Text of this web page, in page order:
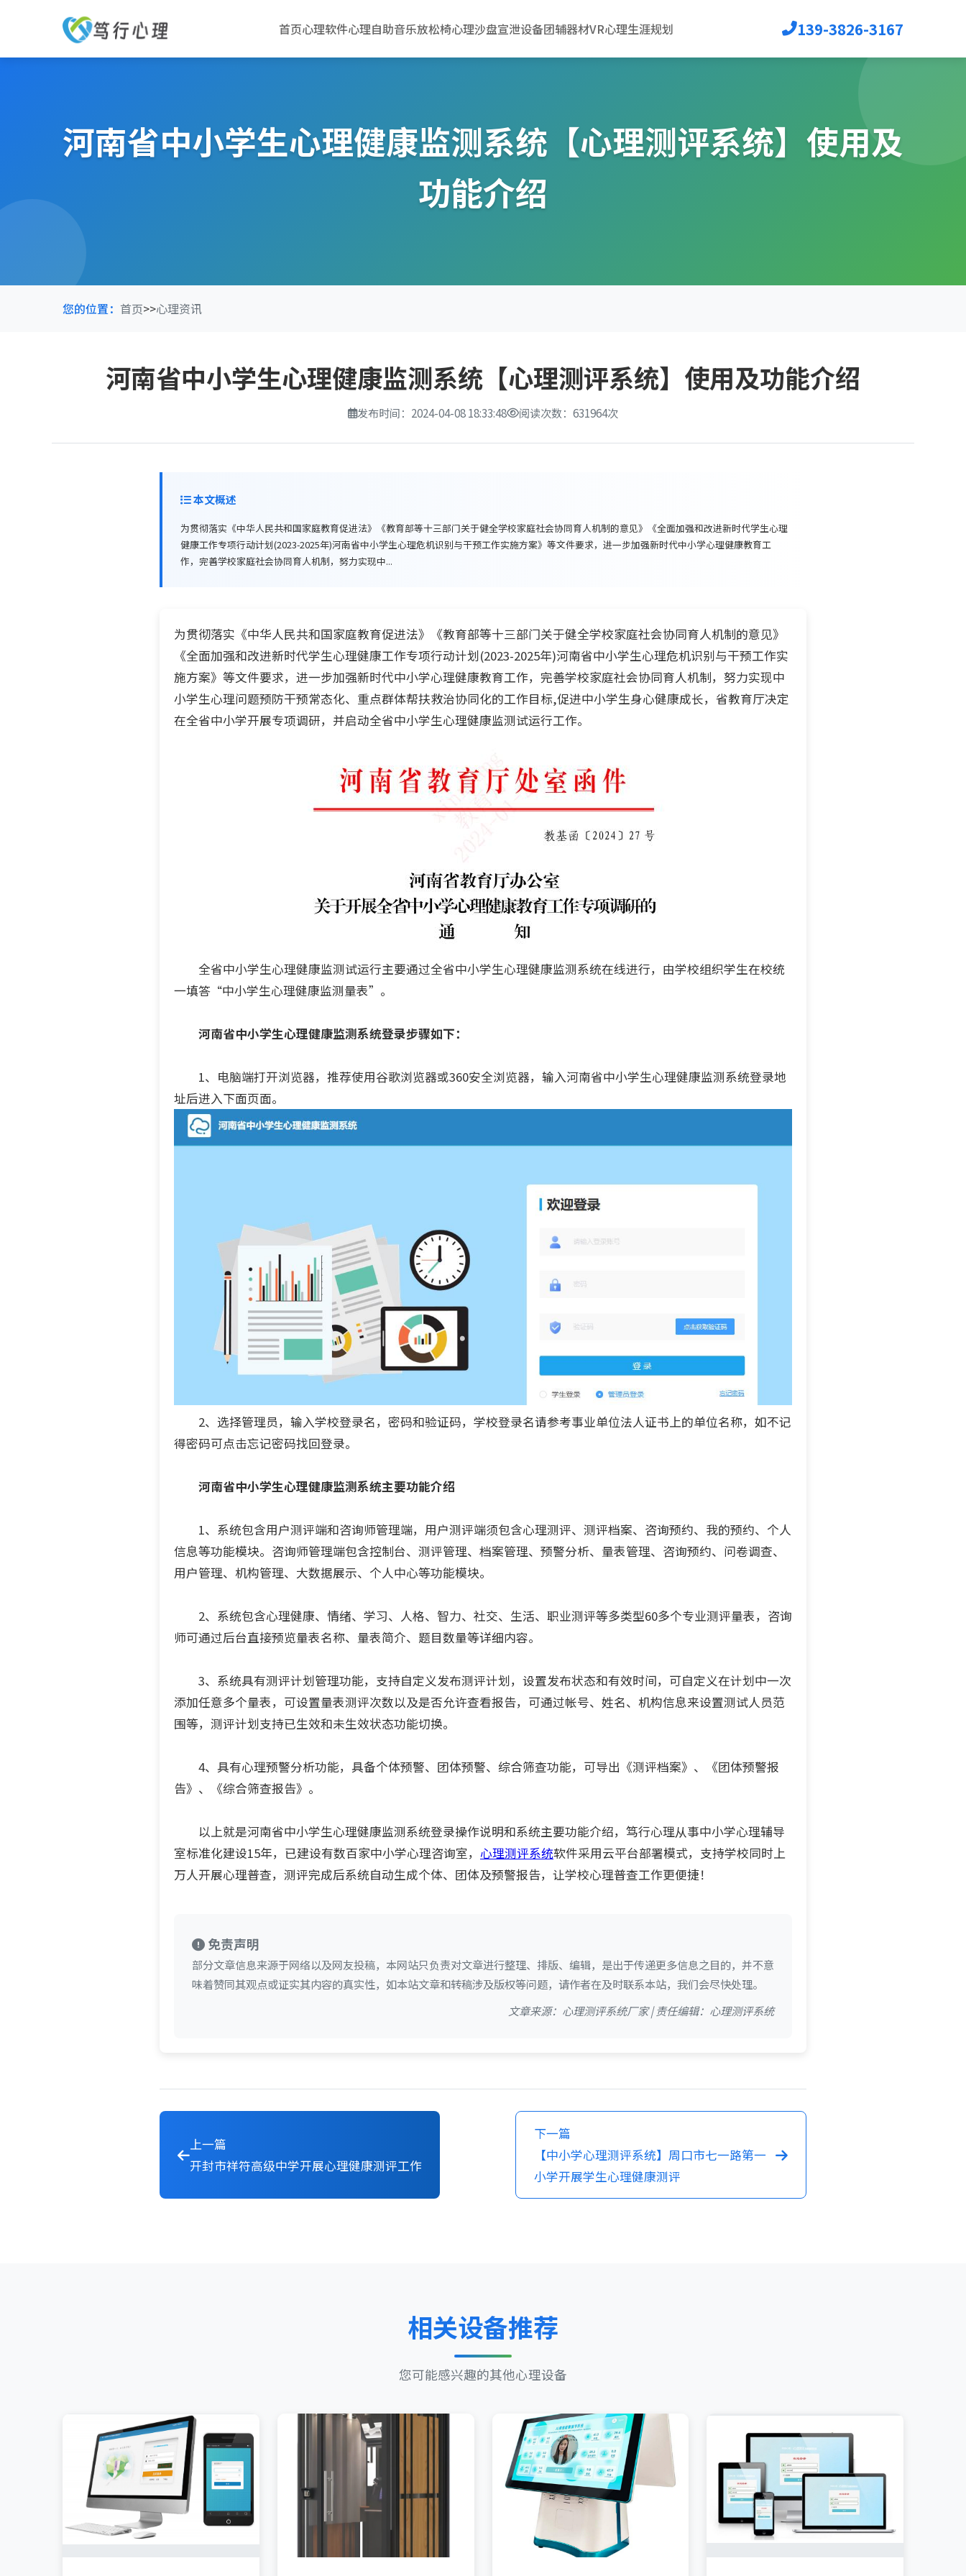
首页心理软件心理自助音乐放松椅心理沙盘宣泄设备团辅器材VR心理生涯规划 139-3826-3167
河南省中小学生心理健康监测系统【心理测评系统】使用及
功能介绍
您的位置： 首页>>心理资讯
河南省中小学生心理健康监测系统【心理测评系统】使用及功能介绍
发布时间：2024-04-08 18:33:48 阅读次数：631964次
本文概述
为贯彻落实《中华人民共和国家庭教育促进法》《教育部等十三部门关于健全学校家庭社会协同育人机制的意见》《全面加强和改进新时代学生心理
健康工作专项行动计划(2023-2025年)河南省中小学生心理危机识别与干预工作实施方案》等文件要求，进一步加强新时代中小学心理健康教育工
作，完善学校家庭社会协同育人机制，努力实现中...
为贯彻落实《中华人民共和国家庭教育促进法》《教育部等十三部门关于健全学校家庭社会协同育人机制的意见》
《全面加强和改进新时代学生心理健康工作专项行动计划(2023-2025年)河南省中小学生心理危机识别与干预工作实
施方案》等文件要求，进一步加强新时代中小学心理健康教育工作，完善学校家庭社会协同育人机制，努力实现中
小学生心理问题预防干预常态化、重点群体帮扶救治协同化的工作目标,促进中小学生身心健康成长，省教育厅决定
在全省中小学开展专项调研，并启动全省中小学生心理健康监测试运行工作。
全省中小学生心理健康监测试运行主要通过全省中小学生心理健康监测系统在线进行，由学校组织学生在校统
一填答“中小学生心理健康监测量表”。
河南省中小学生心理健康监测系统登录步骤如下：
1、电脑端打开浏览器，推荐使用谷歌浏览器或360安全浏览器，输入河南省中小学生心理健康监测系统登录地
址后进入下面页面。
2、选择管理员，输入学校登录名，密码和验证码，学校登录名请参考事业单位法人证书上的单位名称，如不记
得密码可点击忘记密码找回登录。
河南省中小学生心理健康监测系统主要功能介绍
1、系统包含用户测评端和咨询师管理端，用户测评端须包含心理测评、测评档案、咨询预约、我的预约、个人
信息等功能模块。咨询师管理端包含控制台、测评管理、档案管理、预警分析、量表管理、咨询预约、问卷调查、
用户管理、机构管理、大数据展示、个人中心等功能模块。
2、系统包含心理健康、情绪、学习、人格、智力、社交、生活、职业测评等多类型60多个专业测评量表，咨询
师可通过后台直接预览量表名称、量表简介、题目数量等详细内容。
3、系统具有测评计划管理功能，支持自定义发布测评计划，设置发布状态和有效时间，可自定义在计划中一次
添加任意多个量表，可设置量表测评次数以及是否允许查看报告，可通过帐号、姓名、机构信息来设置测试人员范
围等，测评计划支持已生效和未生效状态功能切换。
4、具有心理预警分析功能，具备个体预警、团体预警、综合筛查功能，可导出《测评档案》、《团体预警报
告》、《综合筛查报告》。
以上就是河南省中小学生心理健康监测系统登录操作说明和系统主要功能介绍，笃行心理从事中小学心理辅导
室标准化建设15年，已建设有数百家中小学心理咨询室， 心理测评系统软件采用云平台部署模式，支持学校同时上
万人开展心理普查，测评完成后系统自动生成个体、团体及预警报告，让学校心理普查工作更便捷！
免责声明
部分文章信息来源于网络以及网友投稿，本网站只负责对文章进行整理、排版、编辑，是出于传递更多信息之目的，并不意
味着赞同其观点或证实其内容的真实性，如本站文章和转稿涉及版权等问题，请作者在及时联系本站，我们会尽快处理。
文章来源：心理测评系统厂家 | 责任编辑：心理测评系统
上一篇
开封市祥符高级中学开展心理健康测评工作
下一篇
【中小学心理测评系统】周口市七一路第一
小学开展学生心理健康测评
相关设备推荐
您可能感兴趣的其他心理设备